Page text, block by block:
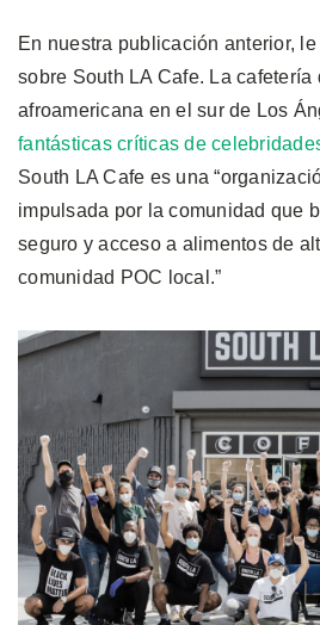
En nuestra publicación anterior,
sobre South LA Cafe. La cafetería
afroamericana en el sur de Los
fantásticas críticas de
South LA Cafe es una
impulsada por la comunidad que
seguro y acceso a alimentos de
comunidad POC local.”